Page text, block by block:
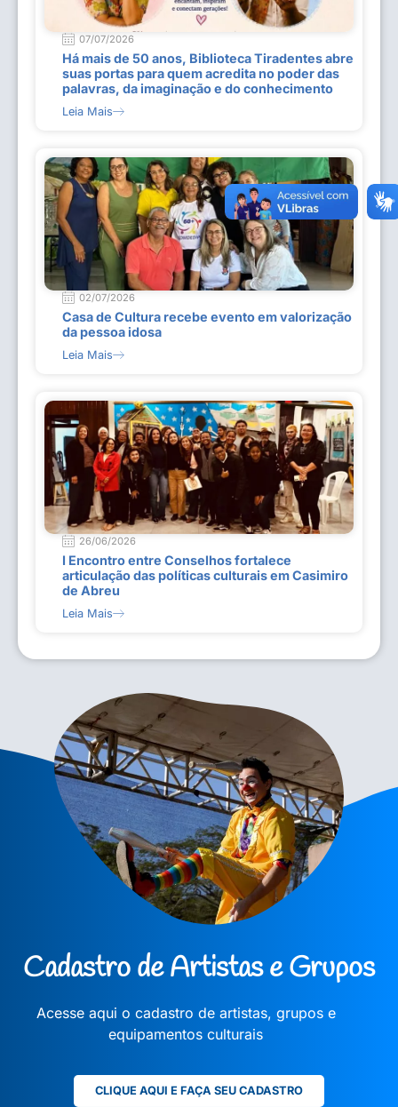
07/07/2026
Há mais de 50 anos, Biblioteca Tiradentes abre
suas portas para quem acredita no poder das
palavras, da imaginação e do conhecimento
Leia Mais
02/07/2026
Casa de Cultura recebe evento em valorização
da pessoa idosa
Leia Mais
26/06/2026
I Encontro entre Conselhos fortalece
articulação das políticas culturais em Casimiro
de Abreu
Leia Mais
Cadastro de Artistas e Grupos
Acesse aqui o cadastro de artistas, grupos e
equipamentos culturais
CLIQUE AQUI E FAÇA SEU CADASTRO